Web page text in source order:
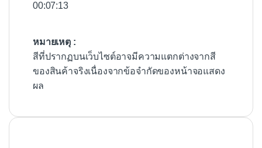
00:07:13
หมายเหตุ :
สีที่ปรากฏบนเว็บไซต์อาจมีความแตกต่างจากสี
ของสินค้าจริงเนื่องจากข้อจำกัดของหน้าจอแสดง
ผล